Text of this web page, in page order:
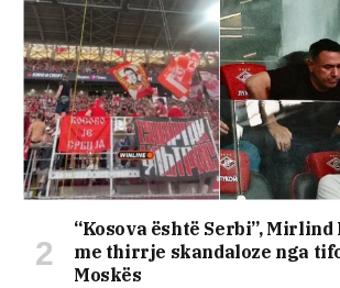
“Kosova është Serbi”,
me thirrje skandaloze nga
Moskës